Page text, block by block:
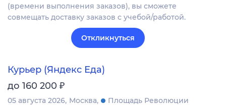
(времени выполнения заказов), вы сможете
совмещать доставку заказов с учебой/работой.
Откликнуться
Курьер (Яндекс Еда)
до 160 200 ₽
05 августа 2026 Москва
Площадь Революции